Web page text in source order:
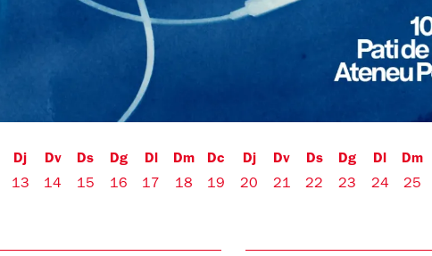
Dj
13
Dv
14
Ds
15
Dg
16
Dl
17
Dm
18
Dc
19
Dj
20
Dv
21
Ds
22
Dg
23
Dl
24
Dm
25